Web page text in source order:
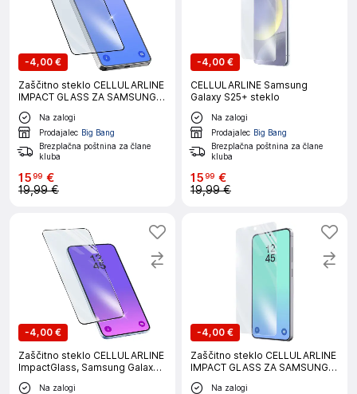
-4,00 €
Zaščitno steklo CELLULARLINE
IMPACT GLASS ZA SAMSUNG
GALAXY S26 ULTRA
Na zalogi
Prodajalec Big Bang
Brezplačna poštnina za člane
kluba
1599 €
19,99 €
-4,00 €
CELLULARLINE Samsung
Galaxy S25+ steklo
Na zalogi
Prodajalec Big Bang
Brezplačna poštnina za člane
kluba
1599 €
19,99 €
-4,00 €
Zaščitno steklo CELLULARLINE
ImpactGlass, Samsung Galaxy
A57
Na zalogi
-4,00 €
Zaščitno steklo CELLULARLINE
IMPACT GLASS ZA SAMSUNG
GALAXY S26
Na zalogi